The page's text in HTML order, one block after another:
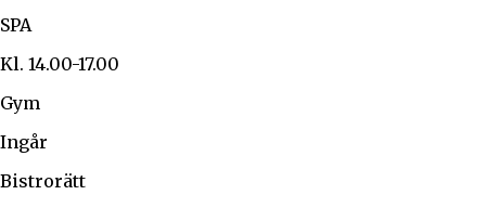
SPA
Kl. 14.00-17.00
Gym
Ingår
Bistrorätt